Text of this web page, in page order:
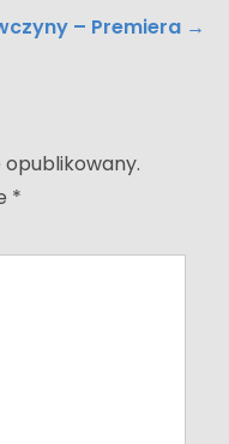
– Premiera →
*